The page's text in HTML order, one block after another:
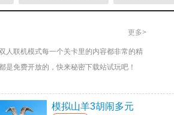
更多>
人联机模式每一个关卡里的内容都非常的精
免费开放的，快来秘密下载站试玩吧！
模拟山羊3胡闹多元